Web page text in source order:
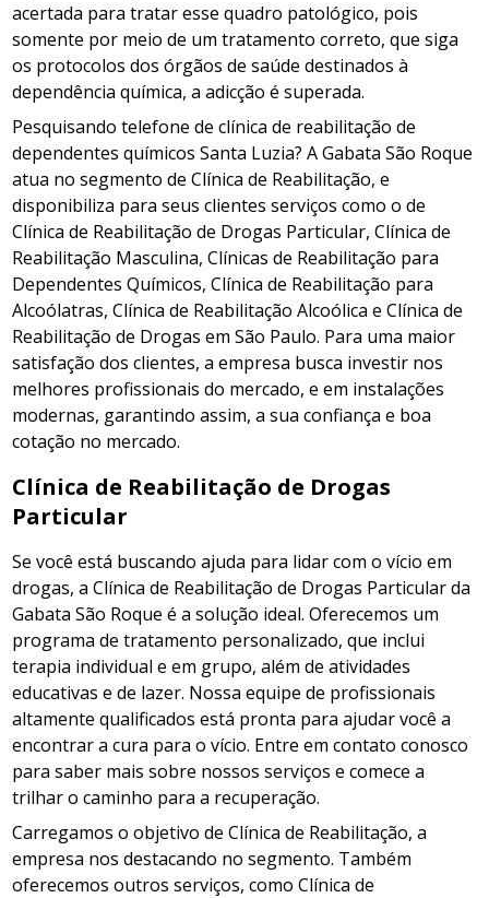
acertada para tratar esse quadro patológico, pois
somente por meio de um tratamento correto, que siga
os protocolos dos órgãos de saúde destinados à
dependência química, a adicção é superada.
Pesquisando telefone de clínica de reabilitação de
dependentes químicos Santa Luzia? A Gabata São Roque
atua no segmento de Clínica de Reabilitação, e
disponibiliza para seus clientes serviços como o de
Clínica de Reabilitação de Drogas Particular, Clínica de
Reabilitação Masculina, Clínicas de Reabilitação para
Dependentes Químicos, Clínica de Reabilitação para
Alcoólatras, Clínica de Reabilitação Alcoólica e Clínica de
Reabilitação de Drogas em São Paulo. Para uma maior
satisfação dos clientes, a empresa busca investir nos
melhores profissionais do mercado, e em instalações
modernas, garantindo assim, a sua confiança e boa
cotação no mercado.
Clínica de Reabilitação de Drogas
Particular
Se você está buscando ajuda para lidar com o vício em
drogas, a Clínica de Reabilitação de Drogas Particular da
Gabata São Roque é a solução ideal. Oferecemos um
programa de tratamento personalizado, que inclui
terapia individual e em grupo, além de atividades
educativas e de lazer. Nossa equipe de profissionais
altamente qualificados está pronta para ajudar você a
encontrar a cura para o vício. Entre em contato conosco
para saber mais sobre nossos serviços e comece a
trilhar o caminho para a recuperação.
Carregamos o objetivo de Clínica de Reabilitação, a
empresa nos destacando no segmento. Também
oferecemos outros serviços, como Clínica de